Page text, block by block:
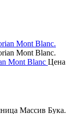
Mont Blanc Цена